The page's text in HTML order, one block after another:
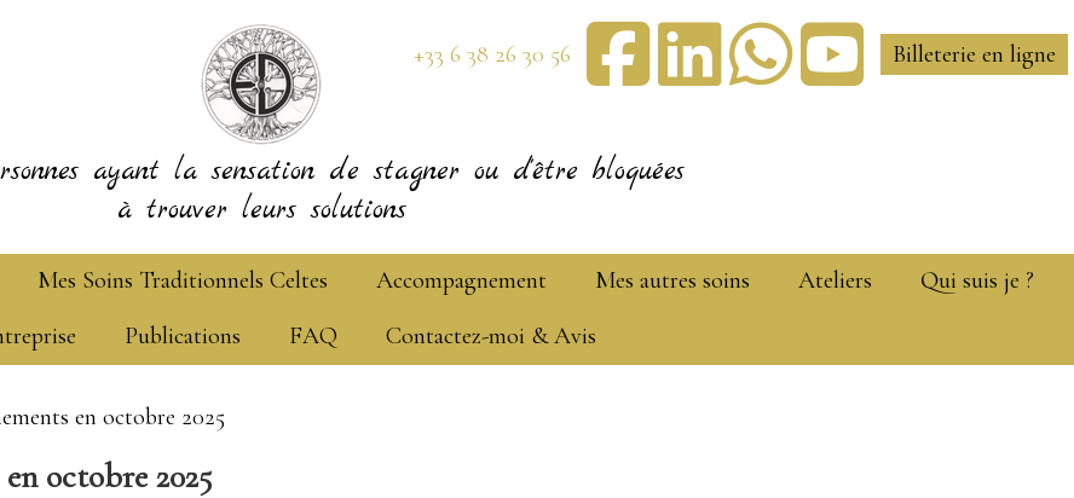
+33 6 38 26 30 56 Billeterie en ligne
ayant la sensation de stagner ou d'être bloquées
à trouver leurs solutions
Mes Soins Traditionnels Celtes Accompagnement Mes autres soins Ateliers
Qui suis je ?
Publications FAQ Contactez-moi & Avis
en octobre 2025
octobre 2025